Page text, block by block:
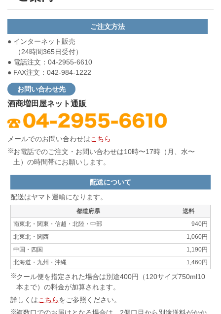
ご注文方法
● インターネット販売
（24時間365日受付）
● 電話注文：04-2955-6610
● FAX注文：042-984-1222
お問い合わせ先
酒商増田屋ネット通販
メールでのお問い合わせはこちら
お電話でのご注文・お問い合わせは10時〜17時（月、水〜
土）の時間帯にお願いします。
配送について
配送はヤマト運輸になります。
都道府県
送料
南東北・関東・信越・北陸・中部
940円
北東北・関西
1,060円
中国・四国
1,190円
北海道・九州・沖縄
1,460円
クール便を指定された場合は別途400円（120サイズ750ml10
本まで）の料金が加算されます。
詳しくはこちらをご参照ください。